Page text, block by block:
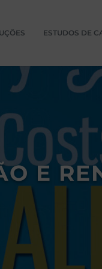
ESTUDOS DE
E